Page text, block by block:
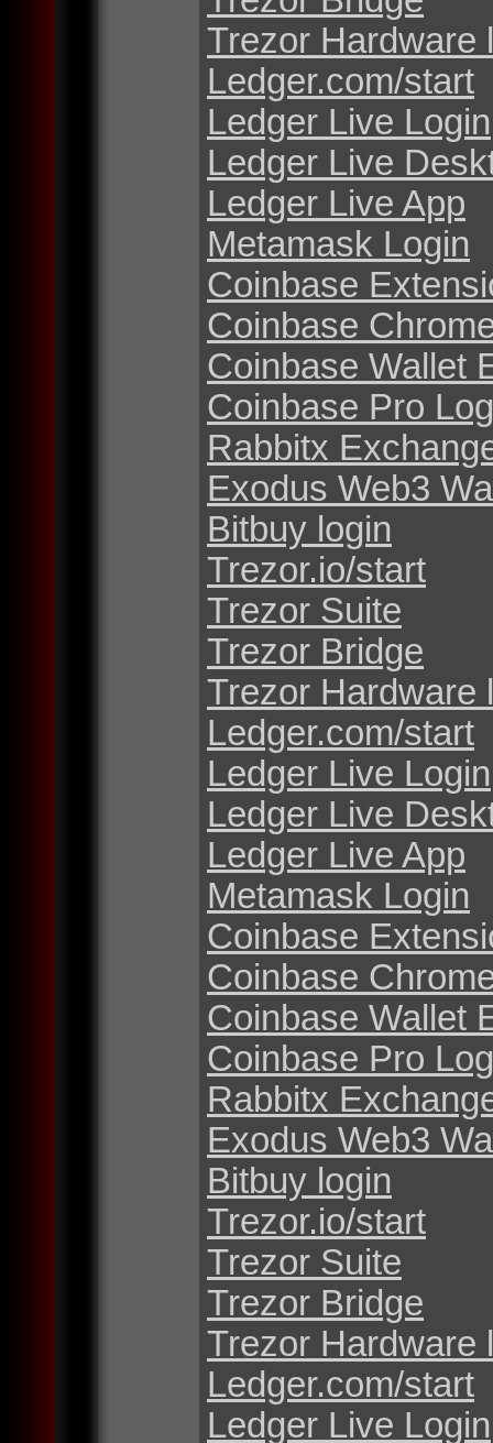
Trezor Hardware
Ledger.com/start
Ledger Live Login
Ledger Live
Ledger Live App
Metamask Login
Coinbase
Coinbase
Coinbase Wallet
Coinbase Pro
Rabbitx
Exodus Web3
Bitbuy login
Trezor.io/start
Trezor Suite
Trezor Bridge
Trezor Hardware
Ledger.com/start
Ledger Live Login
Ledger Live
Ledger Live App
Metamask Login
Coinbase
Coinbase
Coinbase Wallet
Coinbase Pro
Rabbitx
Exodus Web3
Bitbuy login
Trezor.io/start
Trezor Suite
Trezor Bridge
Trezor Hardware
Ledger.com/start
Ledger Live Login